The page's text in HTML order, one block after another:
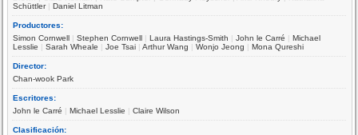
Schüttler|Daniel Litman
Productores:
Simon Cornwell |Stephen Cornwell |Laura Hastings-Smith |John le Carré |Michael
Lesslie |Sarah Wheale |Joe Tsai |Arthur Wang |Wonjo Jeong |Mona Qureshi
Director:
Chan-wook Park
Escritores:
John le Carré |Michael Lesslie |Claire Wilson
Clasificación: